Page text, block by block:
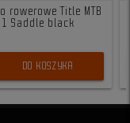
rowerowe Title MTB
Saddle black
DO KOSZYKA